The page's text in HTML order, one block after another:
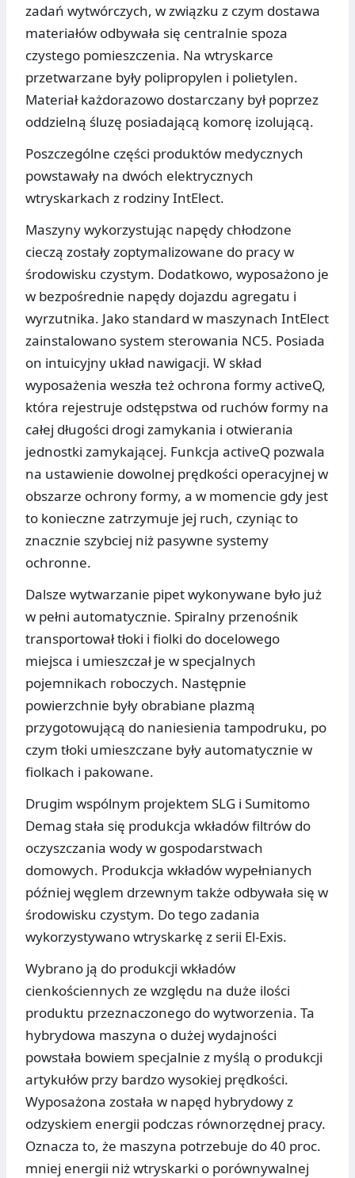
zadań wytwórczych, w związku z czym dostawa
materiałów odbywała się centralnie spoza
czystego pomieszczenia. Na wtryskarce
przetwarzane były polipropylen i polietylen.
Materiał każdorazowo dostarczany był poprzez
oddzielną śluzę posiadającą komorę izolującą.
Poszczególne części produktów medycznych
powstawały na dwóch elektrycznych
wtryskarkach z rodziny IntElect.
Maszyny wykorzystując napędy chłodzone
cieczą zostały zoptymalizowane do pracy w
środowisku czystym. Dodatkowo, wyposażono je
w bezpośrednie napędy dojazdu agregatu i
wyrzutnika. Jako standard w maszynach IntElect
zainstalowano system sterowania NC5. Posiada
on intuicyjny układ nawigacji. W skład
wyposażenia weszła też ochrona formy activeQ,
która rejestruje odstępstwa od ruchów formy na
całej długości drogi zamykania i otwierania
jednostki zamykającej. Funkcja activeQ pozwala
na ustawienie dowolnej prędkości operacyjnej w
obszarze ochrony formy, a w momencie gdy jest
to konieczne zatrzymuje jej ruch, czyniąc to
znacznie szybciej niż pasywne systemy
ochronne.
Dalsze wytwarzanie pipet wykonywane było już
w pełni automatycznie. Spiralny przenośnik
transportował tłoki i fiolki do docelowego
miejsca i umieszczał je w specjalnych
pojemnikach roboczych. Następnie
powierzchnie były obrabiane plazmą
przygotowującą do naniesienia tampodruku, po
czym tłoki umieszczane były automatycznie w
fiolkach i pakowane.
Drugim wspólnym projektem SLG i Sumitomo
Demag stała się produkcja wkładów filtrów do
oczyszczania wody w gospodarstwach
domowych. Produkcja wkładów wypełnianych
później węglem drzewnym także odbywała się w
środowisku czystym. Do tego zadania
wykorzystywano wtryskarkę z serii El-Exis.
Wybrano ją do produkcji wkładów
cienkościennych ze względu na duże ilości
produktu przeznaczonego do wytworzenia. Ta
hybrydowa maszyna o dużej wydajności
powstała bowiem specjalnie z myślą o produkcji
artykułów przy bardzo wysokiej prędkości.
Wyposażona została w napęd hybrydowy z
odzyskiem energii podczas równorzędnej pracy.
Oznacza to, że maszyna potrzebuje do 40 proc.
mniej energii niż wtryskarki o porównywalnej